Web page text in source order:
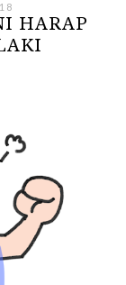
HARAP